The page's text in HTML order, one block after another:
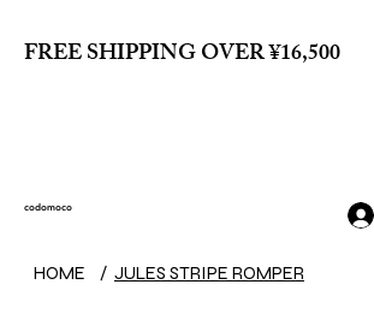
FREE SHIPPING OVER ¥16,500
codomoco
HOME / JULES STRIPE ROMPER